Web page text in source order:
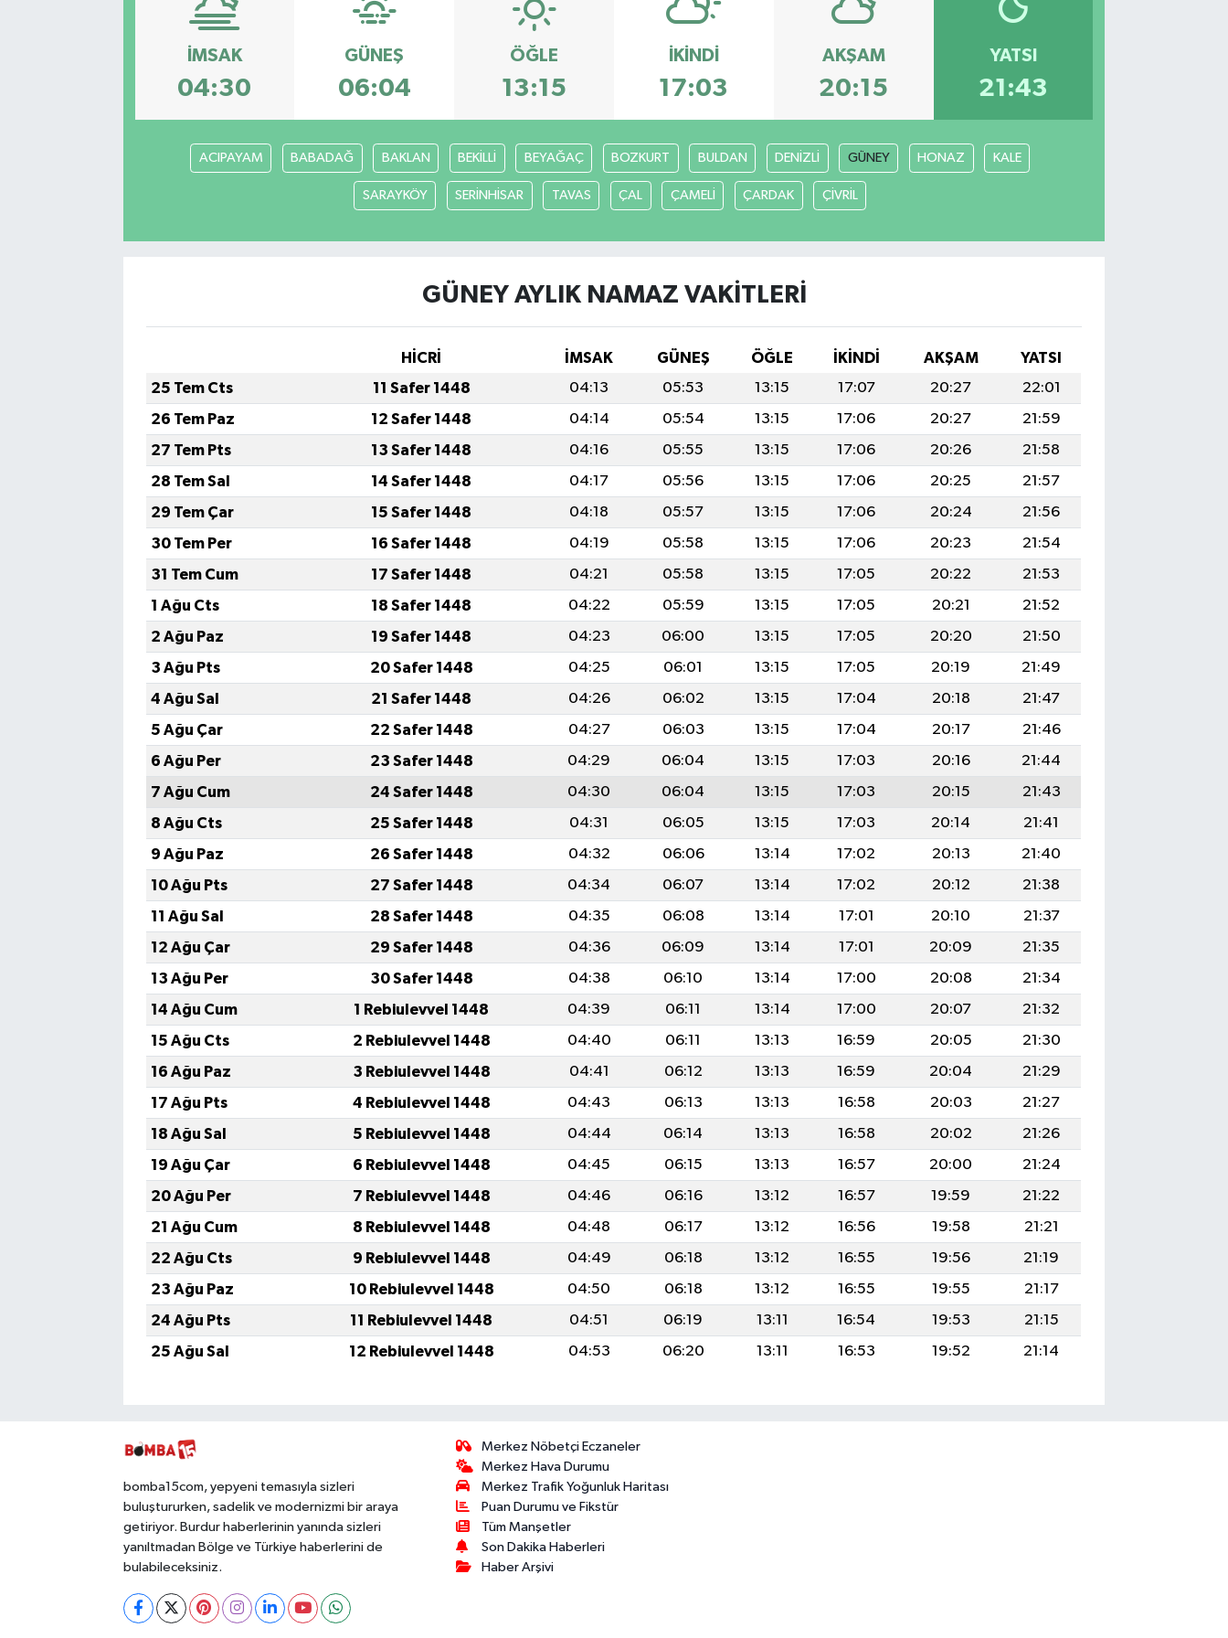
İMSAK
04:30
GÜNEŞ
06:04
ÖĞLE
13:15
İKINDI
17:03
AKŞAM
20:15
YATSI
21:43
ACIPAYAM BABADAĞ BAKLAN BEKİLLİ BEYAĞAÇ BOZKURT BULDAN DENİZLİ GÜNEY HONAZ KALE
SARAYKÖY SERİNHİSAR TAVAS ÇAL ÇAMELİ ÇARDAK ÇİVRİL
GÜNEY AYLIK NAMAZ VAKITLERI
HİCRİ İMSAK GÜNEŞ ÖĞLE İKINDI AKŞAM
YATSI
25 Tem Cts
11 Safer 1448 04:13 05:53 13:15 17:07 20:27
22:01
26 Tem Paz
12 Safer 1448 04:14 05:54 13:15 17:06 20:27
21:59
27 Tem Pts
13 Safer 1448 04:16 05:55 13:15 17:06 20:26
21:58
28 Tem Sal
14 Safer 1448 04:17 05:56 13:15 17:06 20:25
21:57
29 Tem Çar
15 Safer 1448 04:18 05:57 13:15 17:06 20:24
21:56
30 Tem Per
16 Safer 1448 04:19 05:58 13:15 17:06 20:23
21:54
31 Tem Cum
17 Safer 1448 04:21 05:58 13:15 17:05 20:22
21:53
1 Ağu Cts
18 Safer 1448 04:22 05:59 13:15 17:05 20:21
21:52
2 Ağu Paz
19 Safer 1448 04:23 06:00 13:15 17:05 20:20
21:50
3 Ağu Pts
20 Safer 1448 04:25 06:01 13:15 17:05 20:19
21:49
4 Ağu Sal
21 Safer 1448 04:26 06:02 13:15 17:04 20:18
21:47
5 Ağu Çar
22 Safer 1448 04:27 06:03 13:15 17:04 20:17
21:46
6 Ağu Per
23 Safer 1448 04:29 06:04 13:15 17:03 20:16
21:44
7 Ağu Cum
24 Safer 1448 04:30 06:04 13:15 17:03 20:15
21:43
8 Ağu Cts
25 Safer 1448 04:31 06:05 13:15 17:03 20:14
21:41
9 Ağu Paz
26 Safer 1448 04:32 06:06 13:14 17:02 20:13
21:40
10 Ağu Pts
27 Safer 1448 04:34 06:07 13:14 17:02 20:12
21:38
11 Ağu Sal
28 Safer 1448 04:35 06:08 13:14 17:01 20:10
21:37
12 Ağu Çar
29 Safer 1448 04:36 06:09 13:14 17:01 20:09
21:35
13 Ağu Per
30 Safer 1448 04:38 06:10 13:14 17:00 20:08
21:34
14 Ağu Cum
1 Rebiulevvel 1448 04:39 06:11 13:14 17:00 20:07
21:32
15 Ağu Cts
2 Rebiulevvel 1448 04:40 06:11 13:13 16:59 20:05
21:30
16 Ağu Paz
3 Rebiulevvel 1448 04:41 06:12 13:13 16:59 20:04
21:29
17 Ağu Pts
4 Rebiulevvel 1448 04:43 06:13 13:13 16:58 20:03
21:27
18 Ağu Sal
5 Rebiulevvel 1448 04:44 06:14 13:13 16:58 20:02
21:26
19 Ağu Çar
6 Rebiulevvel 1448 04:45 06:15 13:13 16:57 20:00
21:24
20 Ağu Per
7 Rebiulevvel 1448 04:46 06:16 13:12 16:57 19:59
21:22
21 Ağu Cum
8 Rebiulevvel 1448 04:48 06:17 13:12 16:56 19:58
21:21
22 Ağu Cts
9 Rebiulevvel 1448 04:49 06:18 13:12 16:55 19:56
21:19
23 Ağu Paz
10 Rebiulevvel 1448 04:50 06:18 13:12 16:55 19:55
21:17
24 Ağu Pts
11 Rebiulevvel 1448 04:51 06:19 13:11 16:54 19:53
21:15
25 Ağu Sal
12 Rebiulevvel 1448 04:53 06:20 13:11 16:53 19:52 21:14
bomba15com, yepyeni temasıyla sizleri
buluştururken, sadelik ve modernizmi bir araya
getiriyor. Burdur haberlerinin yanında sizleri
yanıltmadan Bölge ve Türkiye haberlerini de
bulabileceksiniz.
Merkez Nöbetçi Eczaneler
Merkez Hava Durumu
Merkez Trafik Yoğunluk Haritası
Puan Durumu ve Fikstür
Tüm Manşetler
Son Dakika Haberleri
Haber Arşivi